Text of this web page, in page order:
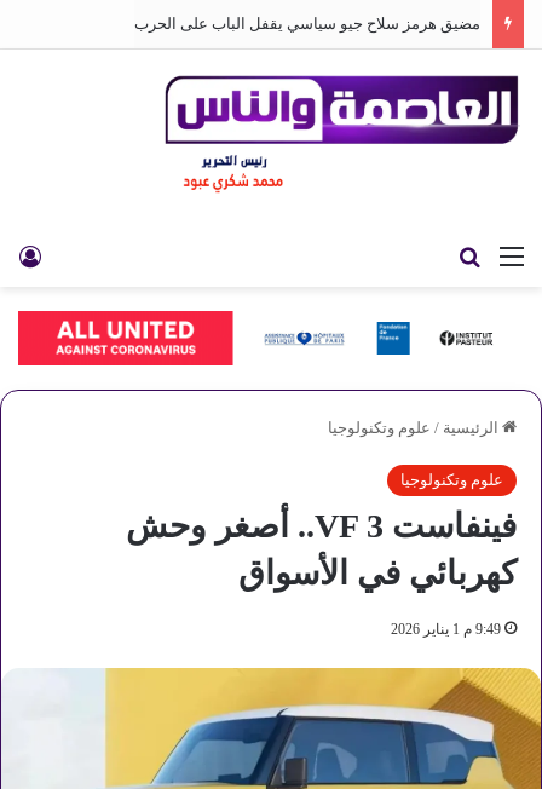
مضيق هرمز سلاح جيو سياسي يقفل الباب على الحرب
القائمة
الرئيسية / علوم وتكنولوجيا
علوم وتكنولوجيا
فينفاست VF 3.. أصغر وحش
كهربائي في الأسواق
9:49 م 1 يناير 2026